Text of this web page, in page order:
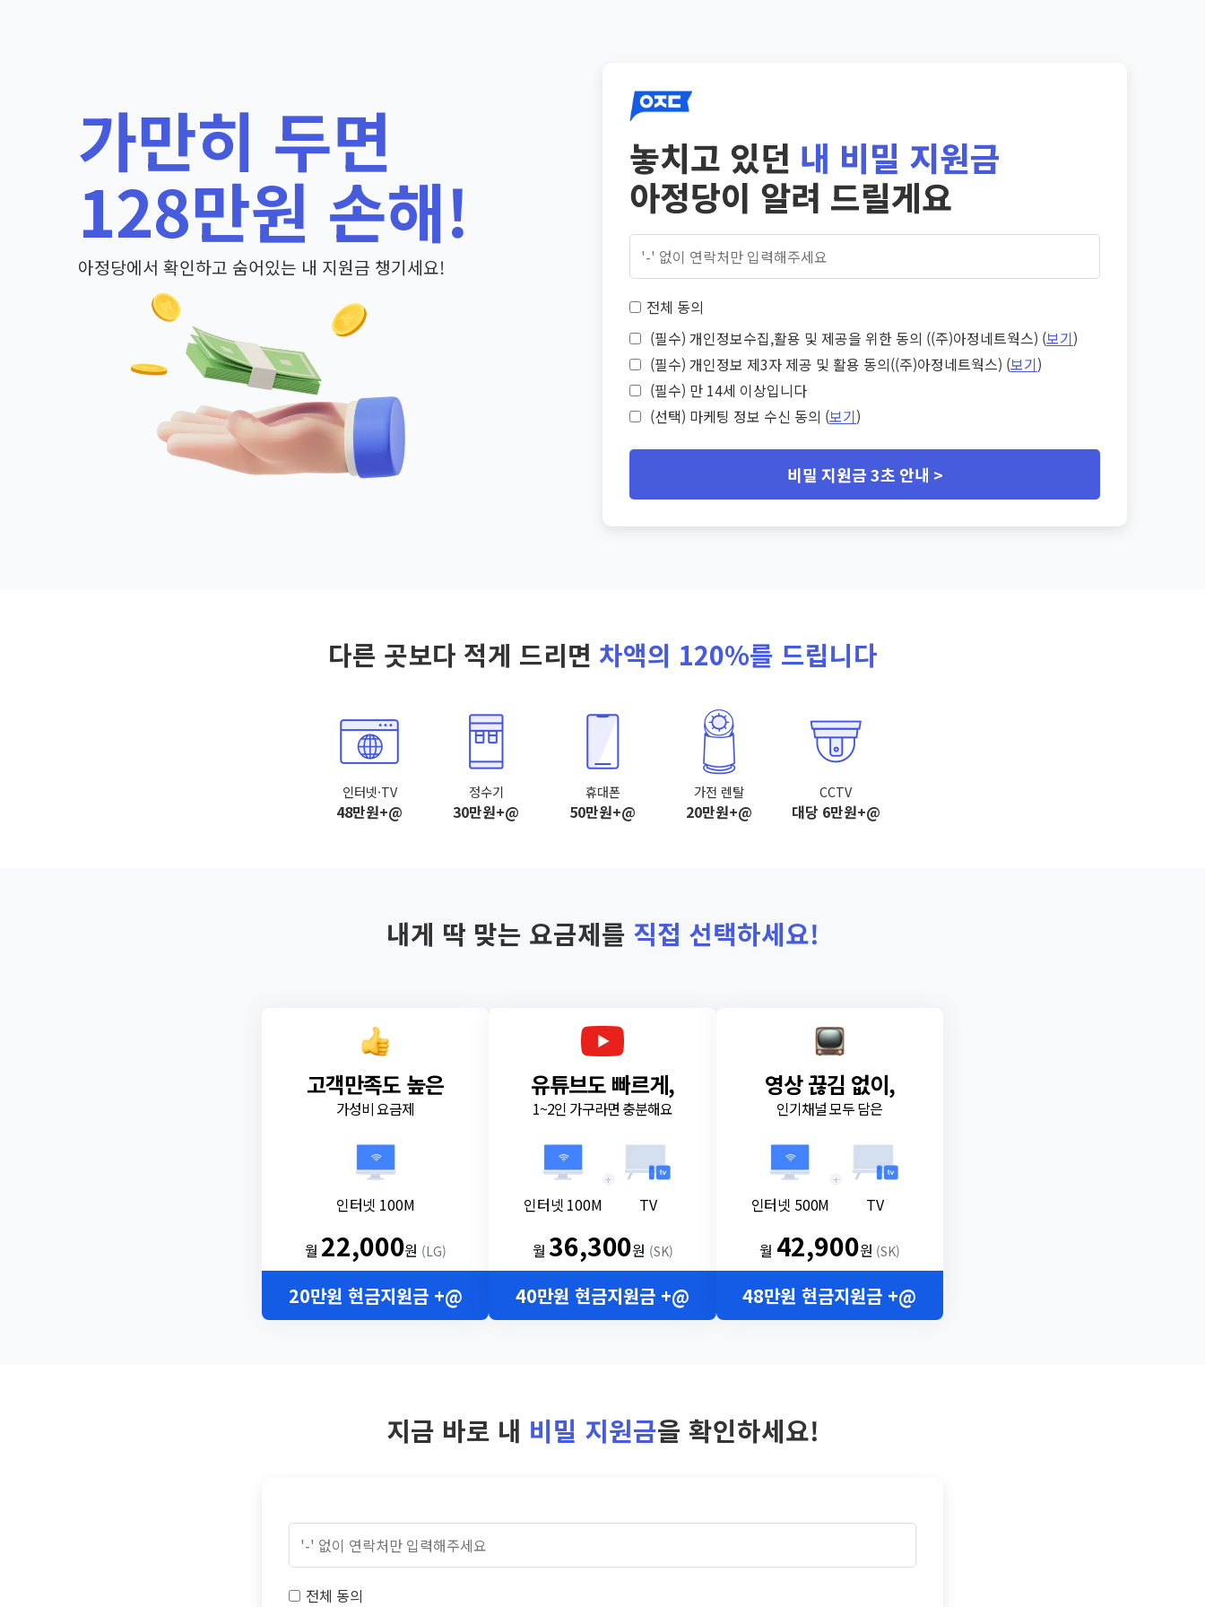
가만히 두면
128만원 손해!
아정당에서 확인하고 숨어있는 내 지원금 챙기세요!
놓치고 있던 내 비밀 지원금
아정당이 알려 드릴게요
전체 동의
(필수) 개인정보수집,활용 및 제공을 위한 동의 ((주)아정네트웍스) (보기)
(필수) 개인정보 제3자 제공 및 활용 동의((주)아정네트웍스) (보기)
(필수) 만 14세 이상입니다
(선택) 마케팅 정보 수신 동의 (보기)
비밀 지원금 3초 안내 >
다른 곳보다 적게 드리면 차액의 120%를 드립니다
인터넷·TV
48만원+@
정수기
30만원+@
휴대폰
50만원+@
가전 렌탈
20만원+@
CCTV
대당 6만원+@
내게 딱 맞는 요금제를 직접 선택하세요!
고객만족도 높은
가성비 요금제
인터넷 100M
월 22,000원 (LG)
20만원 현금지원금 +@
유튜브도 빠르게,
1~2인 가구라면 충분해요
인터넷 100M
+
TV
월36,300원 (SK)
40만원 현금지원금 +@
영상 끊김 없이,
인기채널 모두 담은
인터넷 500M
+
TV
월 42,900원 (SK)
48만원 현금지원금 +@
지금 바로 내 비밀 지원금을 확인하세요!
전체 동의